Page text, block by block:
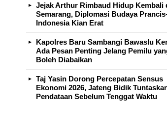
Jejak Arthur Rimbaud Hidup Kembali
Semarang, Diplomasi Budaya
Indonesia Kian Erat
Kapolres Baru Sambangi Bawaslu
Ada Pesan Penting Jelang Pemilu
Boleh Diabaikan
Taj Yasin Dorong Percepatan Sensus
Ekonomi 2026, Jateng Bidik
Pendataan Sebelum Tenggat Waktu